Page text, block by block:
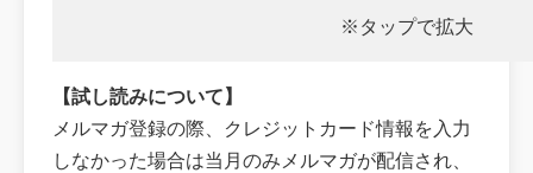
※タップで拡大
【試し読みについて】
メルマガ登録の際、クレジットカード情報を入力
しなかった場合は当月のみメルマガが配信され、